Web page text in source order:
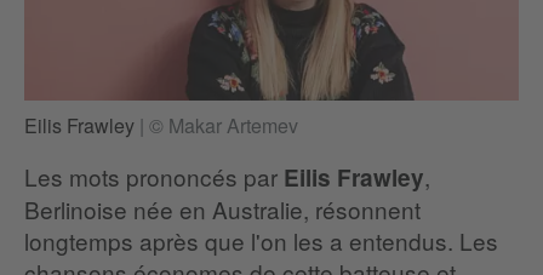
Eilis Frawley | © Makar Artemev
Les mots prononcés par Eilis Frawley,
Berlinoise née en Australie, résonnent
longtemps après que l'on les a entendus. Les